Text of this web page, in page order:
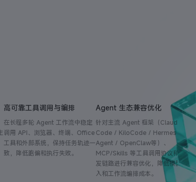
高可靠工具调用与编排
在长程多轮 Agent 工作流中稳定
调用 API、浏览器、终端、Office
工具和外部系统，保持任务轨迹一
致，降低跑偏和执行失败。
Agent 生态兼容优化
针对主流 Agent 框架（Claude
Code / KiloCode / Hermes
Agent / OpenClaw等）、
MCP/Skills 等工具调用协议和开
发链路进行兼容优化，降低模型接
入和工作流编排成本。